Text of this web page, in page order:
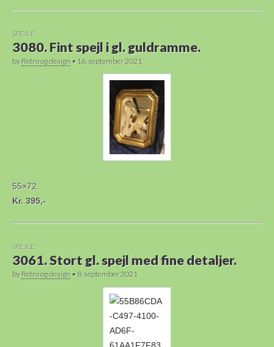
SPEJLE
3080. Fint spejl i gl. guldramme.
byRetro og design • 16. september 2021
55×72.
Kr. 395,-
SPEJLE
3061. Stort gl. spejl med fine detaljer.
byRetro og design • 8. september 2021